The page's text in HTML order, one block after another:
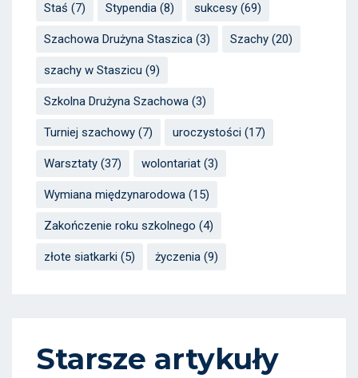
Staś (7) Stypendia (8) sukcesy (69)
Szachowa Drużyna Staszica (3) Szachy (20)
szachy w Staszicu (9)
Szkolna Drużyna Szachowa (3)
Turniej szachowy (7) uroczystości (17)
Warsztaty (37) wolontariat (3)
Wymiana międzynarodowa (15)
Zakończenie roku szkolnego (4)
złote siatkarki (5) życzenia (9)
Starsze artykuły